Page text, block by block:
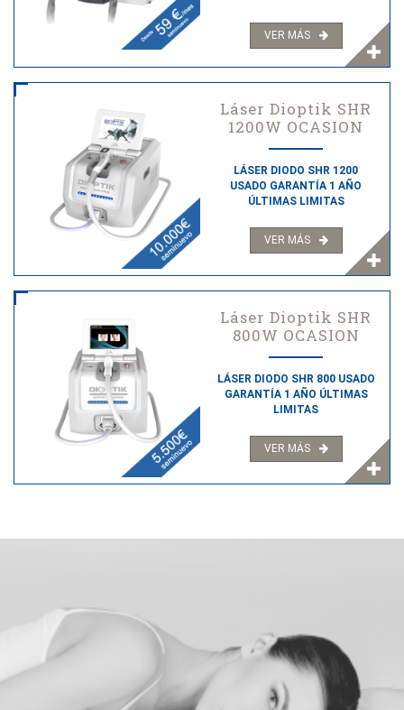
VER MÁS
Láser Dioptik SHR
1200W OCASION
LÁSER DIODO SHR 1200
USADO GARANTÍA 1 AÑO
ÚLTIMAS LIMITAS
VER MÁS
Láser Dioptik SHR
800W OCASION
LÁSER DIODO SHR 800 USADO
GARANTÍA 1 AÑO ÚLTIMAS
LIMITAS
VER MÁS